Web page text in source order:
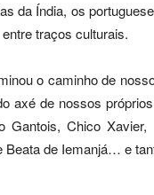
da Índia, os
traços culturais.
o caminho de
axé de nossos
Gantois, Chico
Beata de Iemanjá… e